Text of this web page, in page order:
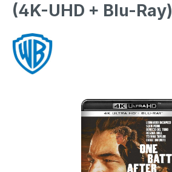
(4K-UHD + Blu-Ray)
Bildergalerie überspringen